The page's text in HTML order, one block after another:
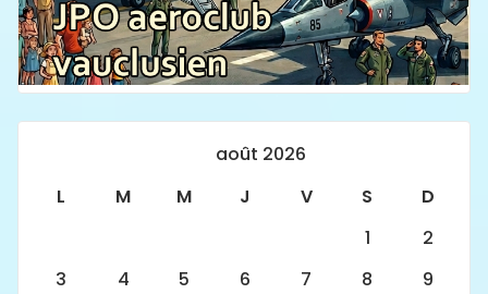
août 2026
L
M M J V S
D
1
2
3
4 5 6 7 8
9